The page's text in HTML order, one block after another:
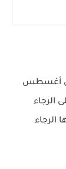
من أغسطس
الرجاء
الرجاء